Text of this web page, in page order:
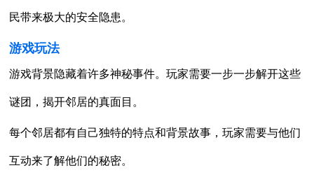
民带来极大的安全隐患。
游戏玩法
游戏背景隐藏着许多神秘事件。玩家需要一步一步解开这些
谜团，揭开邻居的真面目。
每个邻居都有自己独特的特点和背景故事，玩家需要与他们
互动来了解他们的秘密。